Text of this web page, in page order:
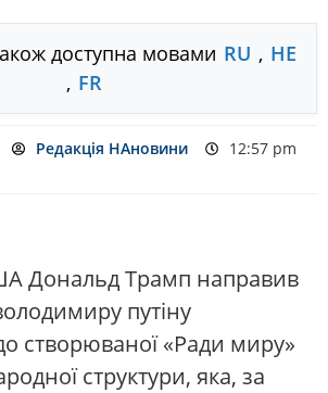
доступна мовами RU , HE
, FR
Редакція НАновини
12:57 pm
Дональд Трамп направив
путіну
створюваної «Ради миру»
структури, яка, за